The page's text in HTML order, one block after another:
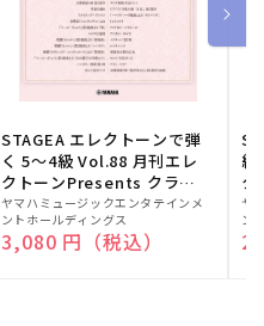
STAGEA エレクトーンで弾
く 5～4級 Vol.88 月刊エレ
クトーンPresents クラシ
ック名曲集
販
売
元:
ヤマハミュージックエンタテインメ
ントホールディングス
通常価格
3,080 円（税込）
級
ク
販
売
元:
ヤ
ン